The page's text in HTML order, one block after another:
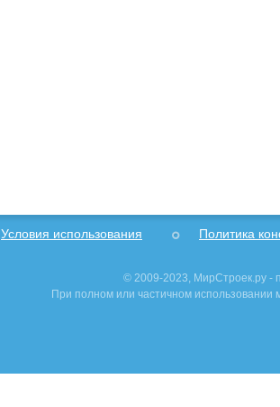
Условия использования Политика
© 2009-2023, МирСтроек.ру -
При полном или частичном использовании